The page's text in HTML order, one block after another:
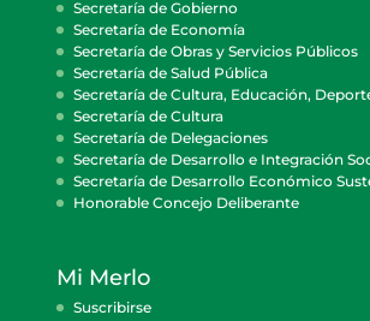
Secretaría de Gobierno
Secretaría de Economía
Secretaría de Obras y Servicios Públicos
Secretaría de Salud Pública
Secretaría de Cultura, Educación,
Secretaría de Cultura
Secretaría de Delegaciones
Secretaría de Desarrollo e Integración
Secretaría de Desarrollo Económico
Honorable Concejo Deliberante
Mi Merlo
Suscribirse